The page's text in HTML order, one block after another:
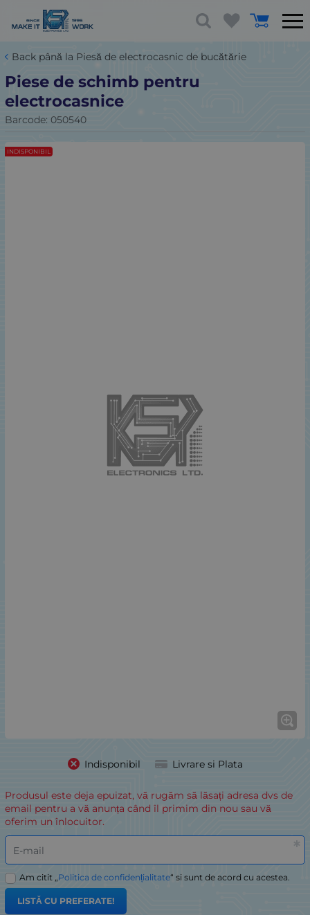
Back până la Piesă de electrocasnic de bucătărie
Piese de schimb pentru
electrocasnice
Barcode: 050540
INDISPONIBIL
Indisponibil Livrare si Plata
Produsul este deja epuizat, vă rugăm să lăsați adresa dvs de
email pentru a vă anunța când îl primim din nou sau vă
oferim un înlocuitor.
E-mail
Am citit „Politica de confidențialitate“ si sunt de acord cu acestea.
LISTĂ CU PREFERATE!